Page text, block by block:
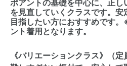
ポアントの基礎を中心に、正
を見直していくクラスです。
目指したい方におすすめです
ント着用となります。
《バリエーションクラス》（定